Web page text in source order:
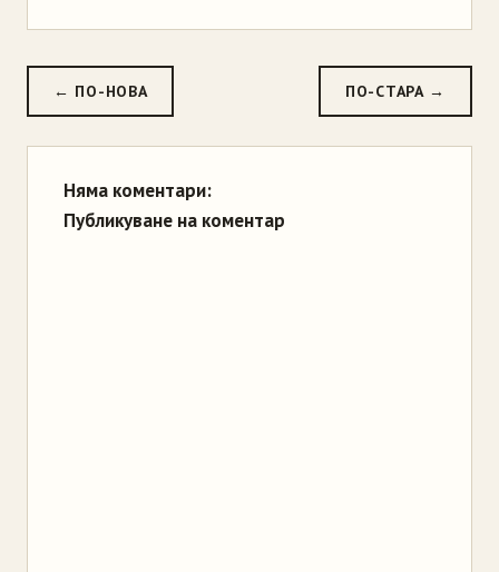
← ПО-НОВА ПО-СТАРА →
Няма коментари:
Публикуване на коментар